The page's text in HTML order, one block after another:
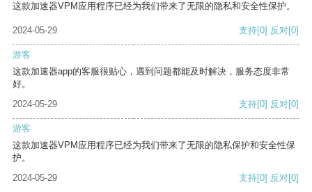
这款加速器VPM应用程序已经为我们带来了无限的隐私和安全性保护。
2024-05-29 支持[0] 反对[0]
游客
这款加速器app的客服很贴心，遇到问题都能及时解决，服务态度非常
好。
2024-05-29
支持[0] 反对[0]
游客
这款加速器VPM应用程序已经为我们带来了无限的隐私保护和安全性保
护。
2024-05-29
支持[0] 反对[0]